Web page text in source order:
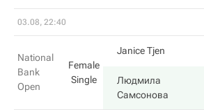
03.08, 22:40
National
Bank
Open
Female
Single
Janice Tjen
Людмила
Самсонова